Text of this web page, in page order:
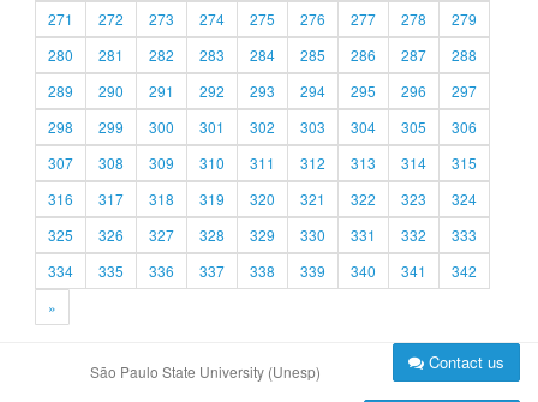
271
272 273 274 275 276 277 278
279
280
281 282 283 284 285 286 287
288
289
290 291 292 293 294 295 296
297
298
299 300 301 302 303 304 305
306
307
308 309 310 311 312 313 314
315
316
317 318 319 320 321 322 323
324
325
326 327 328 329 330 331 332
333
334
335 336 337 338 339 340 341
342
»
São Paulo State University (Unesp) Contact us